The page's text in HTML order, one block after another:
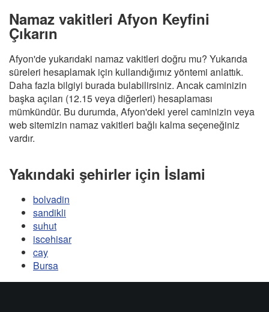
Namaz vakitleri Afyon Keyfini
Çıkarın
Afyon'de yukarıdaki namaz vakitleri doğru mu? Yukarıda
süreleri hesaplamak için kullandığımız yöntemi anlattık.
Daha fazla bilgiyi burada bulabilirsiniz. Ancak caminizin
başka açıları (12.15 veya diğerleri) hesaplaması
mümkündür. Bu durumda, Afyon'deki yerel caminizin veya
web sitemizin namaz vakitleri bağlı kalma seçeneğiniz
vardır.
Yakındaki şehirler için İslami
bolvadin
sandikli
suhut
iscehisar
cay
Bursa